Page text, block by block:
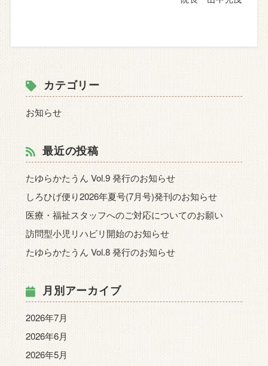
カテゴリー
お知らせ
最近の投稿
たゆらかたうん Vol.9 発行のお知らせ
しろひげ便り2026年夏号(7月号)発刊のお知らせ
医療・福祉スタッフへのご対応についてのお願い
訪問型小児リハビリ開始のお知らせ
たゆらかたうん Vol.8 発行のお知らせ
月別アーカイブ
2026年7月
2026年6月
2026年5月